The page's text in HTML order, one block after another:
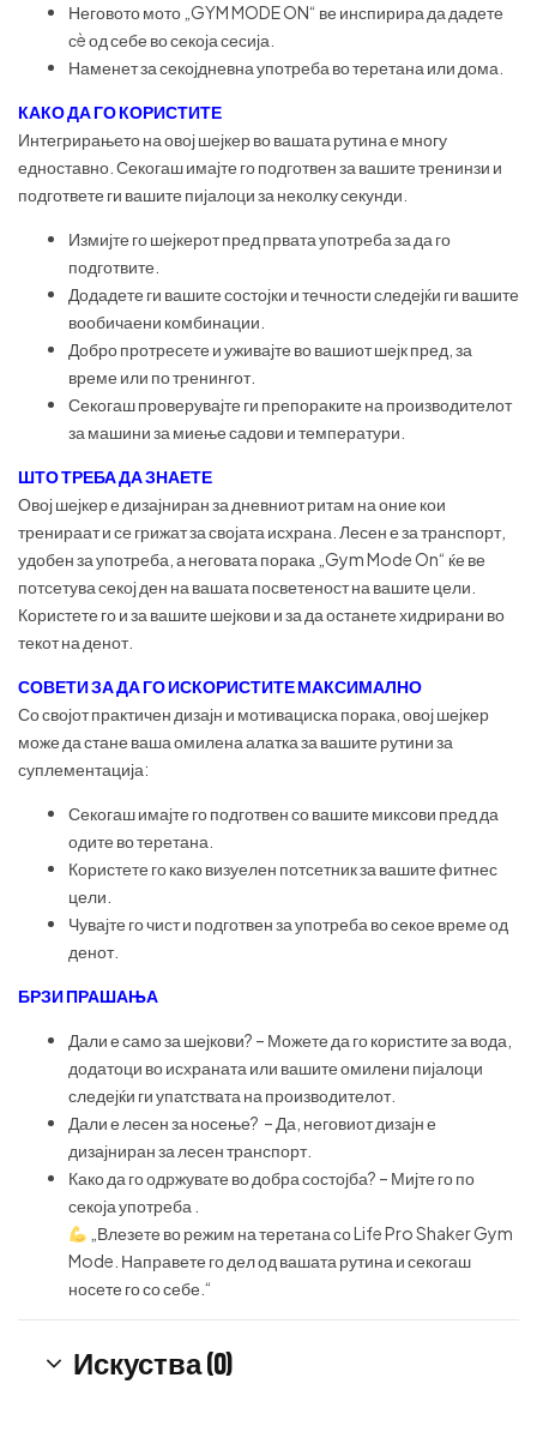
Неговото мото „GYM MODE ON“ ве инспирира да дадете
сè од себе во секоја сесија.
Наменет за секојдневна употреба во теретана или дома.
КАКО ДА ГО КОРИСТИТЕ
Интегрирањето на овој шејкер во вашата рутина е многу
едноставно. Секогаш имајте го подготвен за вашите тренинзи и
подгответе ги вашите пијалоци за неколку секунди.
Измијте го шејкерот пред првата употреба за да го
подготвите.
Додадете ги вашите состојки и течности следејќи ги вашите
вообичаени комбинации.
Добро протресете и уживајте во вашиот шејк пред, за
време или по тренингот.
Секогаш проверувајте ги препораките на производителот
за машини за миење садови и температури.
ШТО ТРЕБА ДА ЗНАЕТЕ
Овој шејкер е дизајниран за дневниот ритам на оние кои
тренираат и се грижат за својата исхрана. Лесен е за транспорт,
удобен за употреба, а неговата порака „Gym Mode On“ ќе ве
потсетува секој ден на вашата посветеност на вашите цели.
Користете го и за вашите шејкови и за да останете хидрирани во
текот на денот.
СОВЕТИ ЗА ДА ГО ИСКОРИСТИТЕ МАКСИМАЛНО
Со својот практичен дизајн и мотивациска порака, овој шејкер
може да стане ваша омилена алатка за вашите рутини за
суплементација:
Секогаш имајте го подготвен со вашите миксови пред да
одите во теретана.
Користете го како визуелен потсетник за вашите фитнес
цели.
Чувајте го чист и подготвен за употреба во секое време од
денот.
БРЗИ ПРАШАЊА
Дали е само за шејкови? – Можете да го користите за вода,
додатоци во исхраната или вашите омилени пијалоци
следејќи ги упатствата на производителот.
Дали е лесен за носење? – Да, неговиот дизајн е
дизајниран за лесен транспорт.
Како да го одржувате во добра состојба? – Мијте го по
секоја употреба .
„Влезете во режим на теретана со Life Pro Shaker Gym
Mode. Направете го дел од вашата рутина и секогаш
носете го со себе.“
Искуства (0)